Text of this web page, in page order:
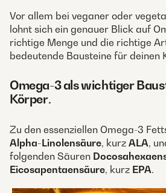
Vor allem bei veganer oder
lohnt sich ein genauer Blick auf
richtige Menge und die richtige
bedeutende Bausteine für deinen
Omega-3 als wichtiger
Körper.
Zu den essenziellen Omega-3
Alpha-Linolensäure, kurz ALA,
folgenden Säuren
Eicosapentaensäure, kurz EPA.